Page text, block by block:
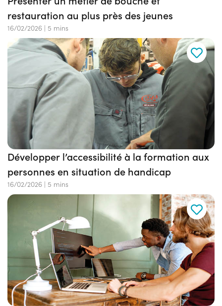
restauration au plus près des jeunes
16/02/2026 | 5 mins
Développer l’accessibilité à la formation aux
personnes en situation de handicap
16/02/2026 | 5 mins